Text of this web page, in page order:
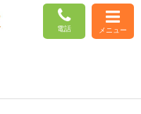
電話 メニュー